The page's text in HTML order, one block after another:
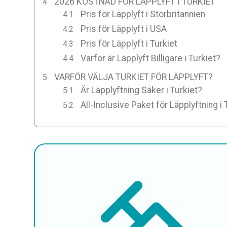
Pris för Läpplyft i Storbritannien
Pris för Läpplyft i USA
Pris för Läpplyft i Turkiet
Varför är Läpplyft Billigare i Turkiet?
VARFÖR VÄLJA TURKIET FÖR LÄPPLYFT?
Är Läpplyftning Säker i Turkiet?
All-Inclusive Paket för Läpplyftning i